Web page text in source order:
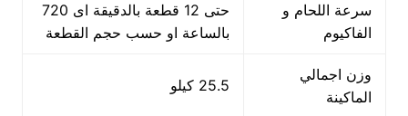
سرعة اللحام و
الفاكيوم
حتى 12 قطعة بالدقيقة اى 720
بالساعة او حسب حجم القطعة
وزن اجمالي
الماكينة
25.5 كيلو